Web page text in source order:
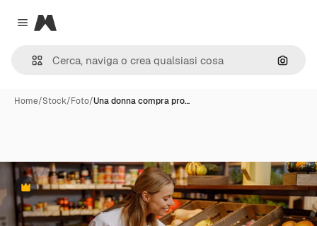
Close menu
Magnific
Cerca
Home/Stock/Foto/Una donna compra pro…
Premium